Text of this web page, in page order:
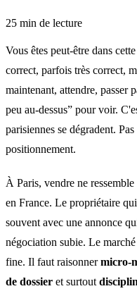
25 min de lecture
Vous êtes peut-être dans
correct, parfois très correct,
maintenant, attendre, passer
peu au-dessus” pour voir.
parisiennes se dégradent.
positionnement.
À Paris, vendre ne
en France. Le propriétaire
souvent avec une annonce
négociation subie. Le
fine. Il faut raisonnermicro-
de dossier et surtout